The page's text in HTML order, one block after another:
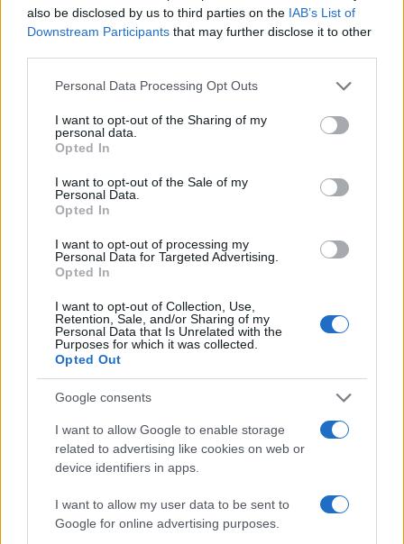
also be disclosed by us to third parties on the IAB’s List of
Downstream Participants that may further disclose it to other
Please note that this website/app uses one or more Google
not limited to your visit or usage behaviour. You may click to
grant or deny consent to Google and its third-party tags to
use your data for below specified purposes in below Google
consent section.
Personal Data Processing Opt Outs
I want to opt-out of the Sharing of my
personal data.
Opted In
I want to opt-out of the Sale of my
Personal Data.
Opted In
I want to opt-out of processing my
Personal Data for Targeted Advertising.
Opted In
I want to opt-out of Collection, Use,
Retention, Sale, and/or Sharing of my
Personal Data that Is Unrelated with the
Purposes for which it was collected.
Opted Out
Google consents
I want to allow Google to enable storage
related to advertising like cookies on web or
device identifiers in apps.
I want to allow my user data to be sent to
Google for online advertising purposes.
amuleti in un’atmosfera sospesa tra sogno e
leggenda. La passeggiata è arricchita da proposte
gastronomiche ispirate ai cibi afrodisiaci e dalla
presenza di musicisti itineranti. Allo scoccare della
sotto l’arco fiorito di
Le Finestre del Braudeiper il
tradizionale
Per scoprire il programma completo e i dettagli
I Borghi più belli d’Italia.
AUTORE
Alessandro Tassinari
pieno di timbri, riscrisse un percorso alpino
storie di viaggio in chiave narrativa. In
redazione predilige longform, sostiene
l'attenzione al paesaggio e conserva un
mano.